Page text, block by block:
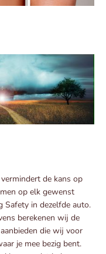
de kans op
op elk gewenst
Safety in dezelfde auto.
berekenen wij de
die wij voor
je mee bezig bent.